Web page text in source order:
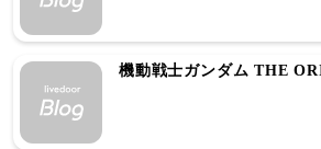
機動戦士ガンダム THE